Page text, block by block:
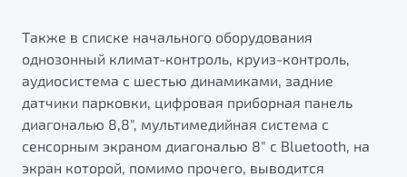
Также в списке начального оборудования
однозонный климат-контроль, круиз-контроль,
аудиосистема с шестью динамиками, задние
датчики парковки, цифровая приборная панель
диагональю 8,8", мультимедийная система с
сенсорным экраном диагональю 8" с Bluetooth, на
экран которой, помимо прочего, выводится